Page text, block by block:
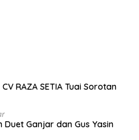
RAZA SETIA Tuai Sorotan
Duet Ganjar dan Gus Yasin